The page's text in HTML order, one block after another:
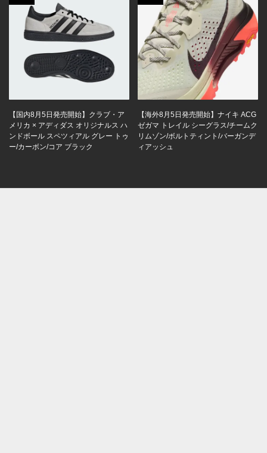
【国内8月5日発売開始】クラブ・ア
メリカ × アディダス オリジナルス ハ
ンドボール スペツィアル グレー トゥ
ー/カーボン/コア ブラック
【海外8月5日発売開始】ナイキ ACG
ゼガマ トレイル シーグラス/チームク
リムゾン/ボルトティント/バーガンデ
ィアッシュ